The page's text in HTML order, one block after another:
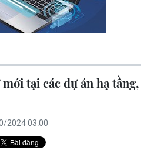
tại các dự án hạ tầng,
2024 03:00